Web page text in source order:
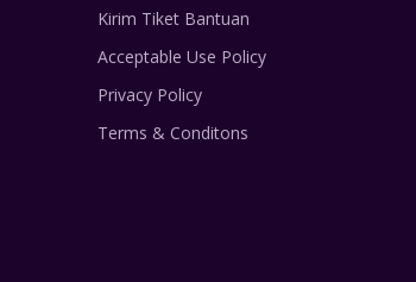
Kirim Tiket Bantuan
Acceptable Use Policy
Privacy Policy
Terms & Conditons